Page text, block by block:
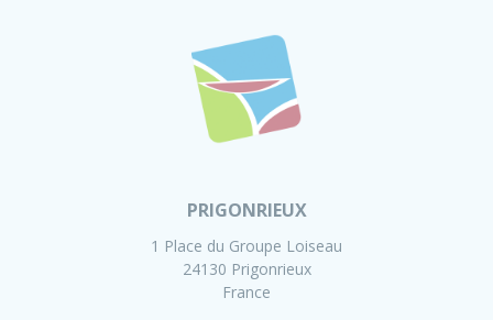
PRIGONRIEUX
1 Place du Groupe Loiseau
24130 Prigonrieux
France